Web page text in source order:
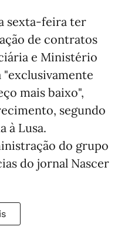
sexta-feira ter
de contratos
e Ministério
mais baixo",
segundo
à Lusa.
do grupo
do jornal Nascer